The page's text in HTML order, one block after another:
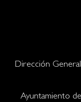
Dirección
Ayuntamiento